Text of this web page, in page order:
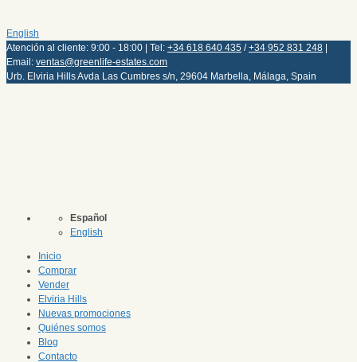
English
Atención al cliente: 9:00 - 18:00 | Tel: +34 618 640 435 /+34 952 831 248
Email: ventas@greenlife-estates.com
Urb. Elviria Hills Avda Las Cumbres s/n, 29604 Marbella, Málaga, Spain
Español
English
Inicio
Comprar
Vender
Elviria Hills
Nuevas promociones
Quiénes somos
Blog
Contacto